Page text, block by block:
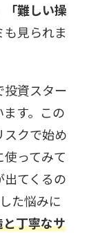
「難しい操
も見られま
資スター
す。この
スクで始め
ってみて
てくるの
た悩みに
丁寧なサ